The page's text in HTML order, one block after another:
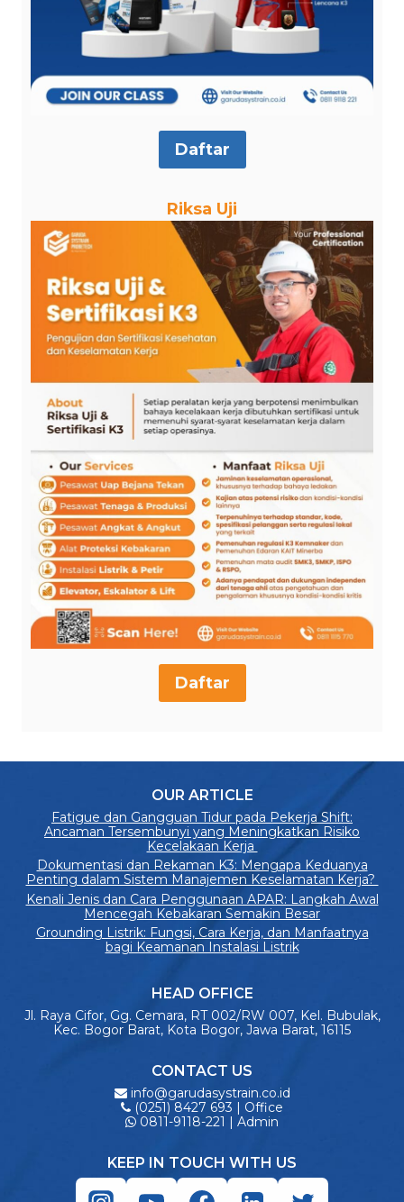
Daftar
Riksa Uji
Daftar
OUR ARTICLE
Fatigue dan Gangguan Tidur pada Pekerja Shift:
Ancaman Tersembunyi yang Meningkatkan Risiko
Kecelakaan Kerja
Dokumentasi dan Rekaman K3: Mengapa Keduanya
Penting dalam Sistem Manajemen Keselamatan Kerja?
Kenali Jenis dan Cara Penggunaan APAR: Langkah Awal
Mencegah Kebakaran Semakin Besar
Grounding Listrik: Fungsi, Cara Kerja, dan Manfaatnya
bagi Keamanan Instalasi Listrik
HEAD OFFICE
Jl. Raya Cifor, Gg. Cemara, RT 002/RW 007, Kel. Bubulak,
Kec. Bogor Barat, Kota Bogor, Jawa Barat, 16115
CONTACT US
info@garudasystrain.co.id
(0251) 8427 693 | Office
0811-9118-221 | Admin
KEEP IN TOUCH WITH US